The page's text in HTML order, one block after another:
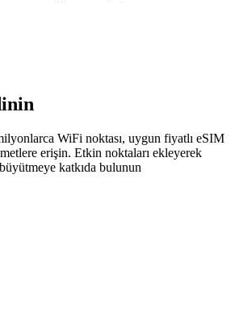
WiFi noktası, uygun fiyatlı eSIM
erişin. Etkin noktaları ekleyerek
katkıda bulunun